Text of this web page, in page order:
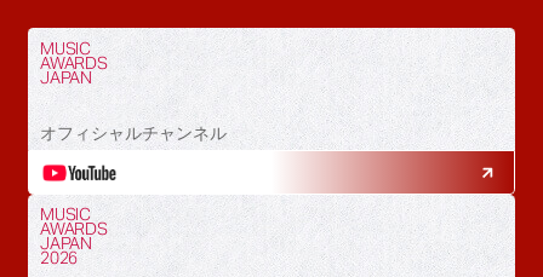
MUSIC
AWARDS
JAPAN
オフィシャルチャンネル
MUSIC
AWARDS
JAPAN
2026